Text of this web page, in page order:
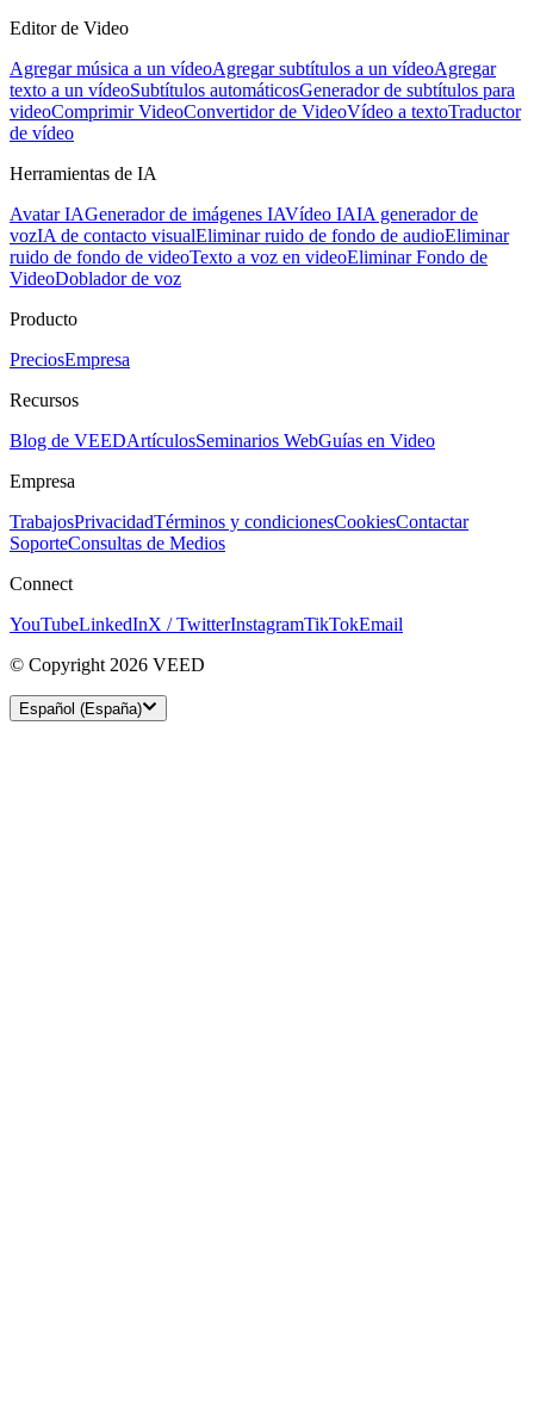
Editor de Video
Agregar música a un vídeoAgregar subtítulos a un vídeoAgregar
texto a un vídeoSubtítulos automáticosGenerador de subtítulos para
videoComprimir VideoConvertidor de VideoVídeo a textoTraductor
de vídeo
Herramientas de IA
Avatar IAGenerador de imágenes IAVídeo IAIA generador de
vozIA de contacto visualEliminar ruido de fondo de audioEliminar
ruido de fondo de videoTexto a voz en videoEliminar Fondo de
VideoDoblador de voz
Producto
PreciosEmpresa
Recursos
Blog de VEEDArtículosSeminarios WebGuías en Video
Empresa
TrabajosPrivacidadTérminos y condicionesCookiesContactar
SoporteConsultas de Medios
Connect
YouTubeLinkedInX / TwitterInstagramTikTokEmail
© Copyright 2026 VEED
Español (España)